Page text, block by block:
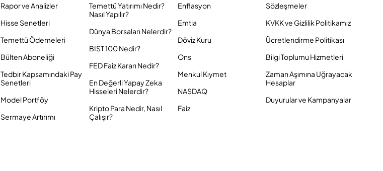
Rapor ve Analizler
Hisse Senetleri
Temettü Ödemeleri
Bülten Aboneliği
Tedbir Kapsamındaki Pay
Senetleri
Model Portföy
Sermaye Artırımı
Temettü Yatırımı Nedir?
Nasıl Yapılır?
Dünya Borsaları Nelerdir?
BIST 100 Nedir?
FED Faiz Kararı Nedir?
En Değerli Yapay Zeka
Hisseleri Nelerdir?
Kripto Para Nedir, Nasıl
Çalışır?
Enflasyon
Emtia
Döviz Kuru
Ons
Menkul Kıymet
NASDAQ
Faiz
Sözleşmeler
KVKK ve Gizlilik Politikamız
Ücretlendirme Politikası
Bilgi Toplumu Hizmetleri
Zaman Aşımına Uğrayacak
Hesaplar
Duyurular ve Kampanyalar